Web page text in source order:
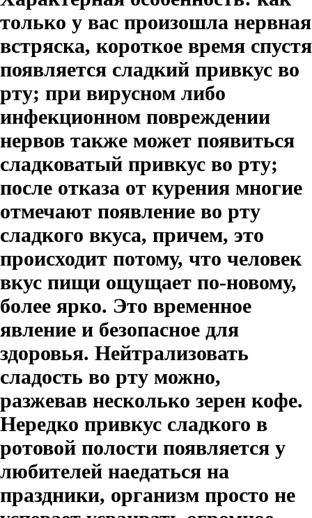
только у вас произошла нервная
встряска, короткое время спустя
появляется сладкий привкус во
рту; при вирусном либо
инфекционном повреждении
нервов также может появиться
сладковатый привкус во рту;
после отказа от курения многие
отмечают появление во рту
сладкого вкуса, причем, это
происходит потому, что человек
вкус пищи ощущает по-новому,
более ярко. Это временное
явление и безопасное для
здоровья. Нейтрализовать
сладость во рту можно,
разжевав несколько зерен кофе.
Нередко привкус сладкого в
ротовой полости появляется у
любителей наедаться на
праздники, организм просто не